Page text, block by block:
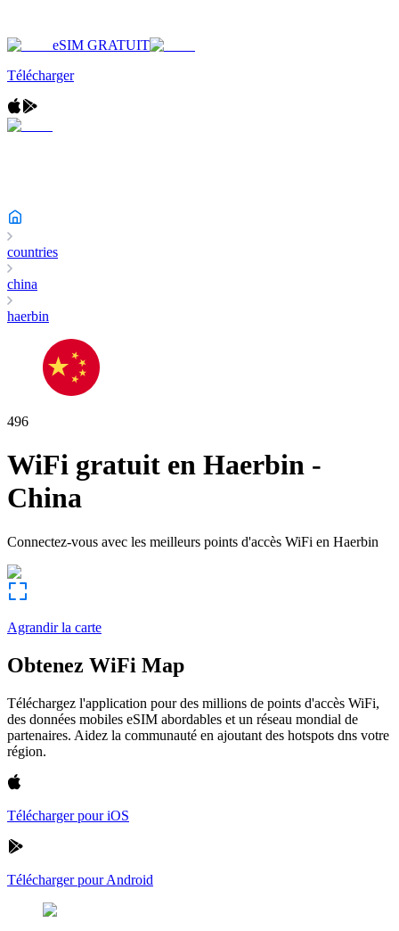
eSIM GRATUIT
Télécharger
countries
china
haerbin
496
WiFi gratuit en Haerbin -
China
Connectez-vous avec les meilleurs points d'accès WiFi en Haerbin
Agrandir la carte
Obtenez WiFi Map
Téléchargez l'application pour des millions de points d'accès WiFi,
des données mobiles eSIM abordables et un réseau mondial de
partenaires. Aidez la communauté en ajoutant des hotspots dns votre
région.
Télécharger pour iOS
Télécharger pour Android